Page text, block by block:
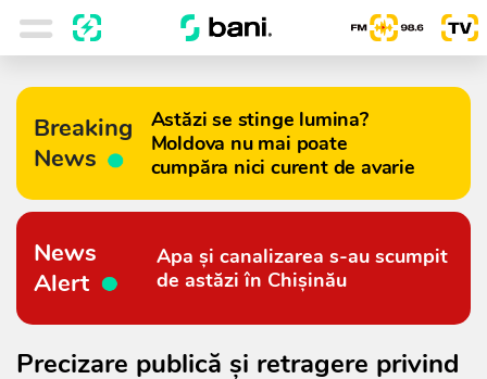
Breaking
News
Astăzi se stinge lumina?
Moldova nu mai poate
cumpăra nici curent de avarie
News
Alert
Apa și canalizarea s-au scumpit
de astăzi în Chișinău
Precizare publică și retragere privind